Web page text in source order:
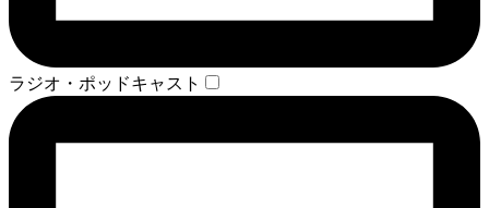
ラジオ・ポッドキャスト